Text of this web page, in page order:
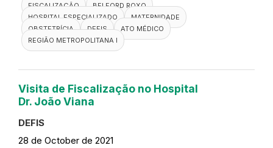
FISCALIZAÇÃO
BELFORD ROXO
HOSPITAL ESPECIALIZADO
MATERNIDADE
OBSTETRÍCIA
DEFIS
ATO MÉDICO
REGIÃO METROPOLITANA I
Visita de Fiscalização no Hospital
Dr. João Viana
DEFIS
28 de October de 2021